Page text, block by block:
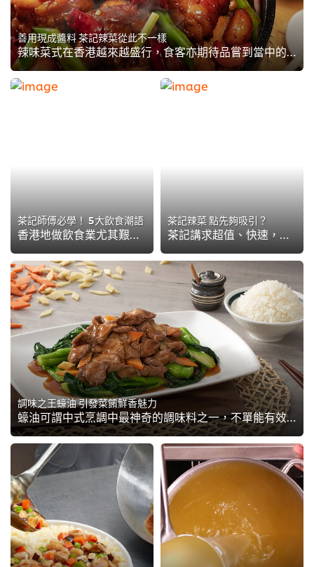
善用現成醬料 茶記辣菜從此不一樣
辣味菜式在香港越來越盛行，食客亦期待品嘗到當中的複雜度與層次，要求越來越高。茶餐廳雖然講求效率，炮製辣菜時亦不能馬虎，茶記大廚如何能快速烹調出色的辣味？不妨先由世界知名辣椒的個性開始了解吧！
茶記師傅必學！ 5大飲食潮語
香港地做飲食業尤其艱難，租金貴、競爭多，若不能與時並進，只會被潮流所淘汰。因此，茶記老闆或師傅都要追得上飲食潮流，隨時扭轉餐廳形勢。以大為大家帶來五大飲食潮語，助你留住舊客人的心，同時開創新客源，讓生意節節上升，躍升成為新派茶記達人！
茶記辣菜 點先夠吸引？
茶記講求超值、快速，但隨著香港人對飲食要求越來越高，茶餐廳餐牌亦要時時升級，給予客人新鮮感！辣菜近年於本地飲食界興起，由川菜至東南亞菜風味變化十足，為香港人帶來至愛的辛辣刺激味覺享受。茶記大廚不能執輸，馬上了解辣味種類與層次，提升辣菜吸引度！
調味之王蠔油 引發菜餚鮮香魅力
蠔油可謂中式烹調中最神奇的調味料之一，不單能有效入味、增色，而且非常百搭，更最重要是能誘發鮮味，讓菜式瞬間爆發鮮香魅力。如此具有畫龍點睛威力的基礎調味料，給茶記大廚們在有限的廚房空間中，發揮超水準的機會，難怪一向有調味之王的美譽。